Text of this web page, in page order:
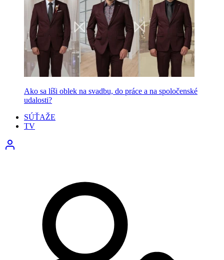
Ako sa líši oblek na svadbu, do práce a na spoločenské
udalosti?
SÚŤAŽE
TV